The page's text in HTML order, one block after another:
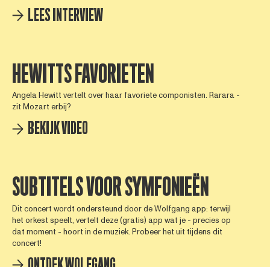
LEES INTERVIEW
HEWITTS FAVORIETEN
Angela Hewitt vertelt over haar favoriete componisten. Rarara -
zit Mozart erbij?
BEKIJK VIDEO
SUBTITELS VOOR SYMFONIEËN
Dit concert wordt ondersteund door de Wolfgang app: terwijl
het orkest speelt, vertelt deze (gratis) app wat je - precies op
dat moment - hoort in de muziek. Probeer het uit tijdens dit
concert!